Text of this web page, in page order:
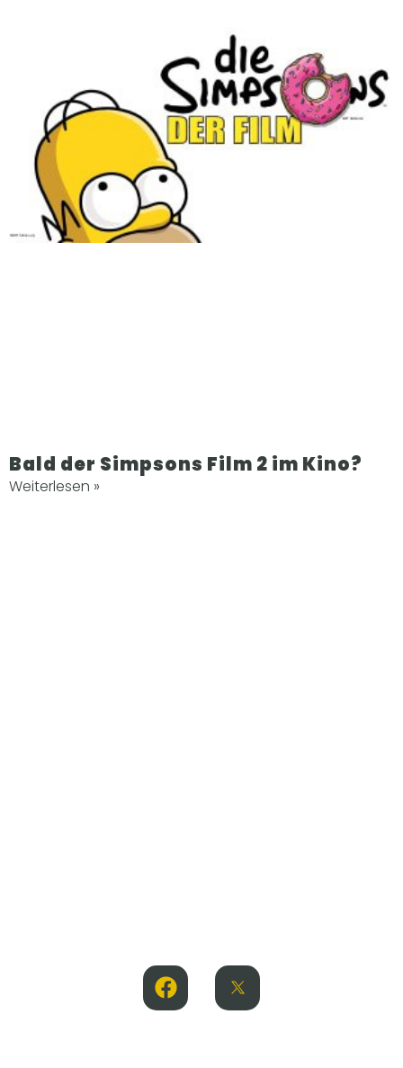
Bald der Simpsons Film 2 im Kino?
Weiterlesen »